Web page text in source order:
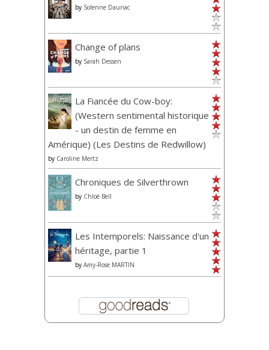
by Solenne Dauriac
Change of plans
by Sarah Dessen
La Fiancée du Cow-boy:
(Western sentimental historique
- un destin de femme en
Amérique) (Les Destins de Redwillow)
by Caroline Mertz
Chroniques de Silverthrown
by Chloé Bell
Les Intemporels: Naissance d'un
héritage, partie 1
by Amy-Rose MARTIN